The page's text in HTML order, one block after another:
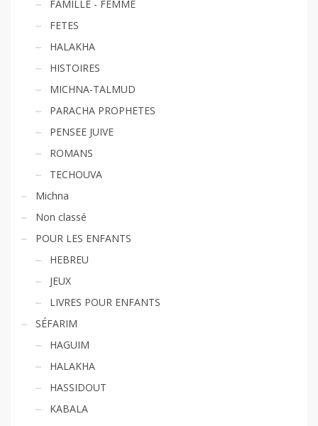
FAMILLE - FEMME
FETES
HALAKHA
HISTOIRES
MICHNA-TALMUD
PARACHA PROPHETES
PENSEE JUIVE
ROMANS
TECHOUVA
Michna
Non classé
POUR LES ENFANTS
HEBREU
JEUX
LIVRES POUR ENFANTS
SÉFARIM
HAGUIM
HALAKHA
HASSIDOUT
KABALA